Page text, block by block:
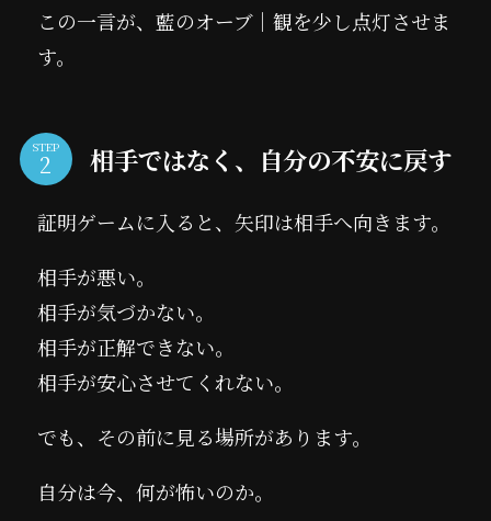
この一言が、藍のオーブ｜観を少し点灯させま
す。
STEP 相手ではなく、自分の不安に戻す
証明ゲームに入ると、矢印は相手へ向きます。
相手が悪い。
相手が気づかない。
相手が正解できない。
相手が安心させてくれない。
でも、その前に見る場所があります。
自分は今、何が怖いのか。